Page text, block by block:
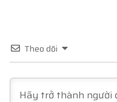
Theo dõi